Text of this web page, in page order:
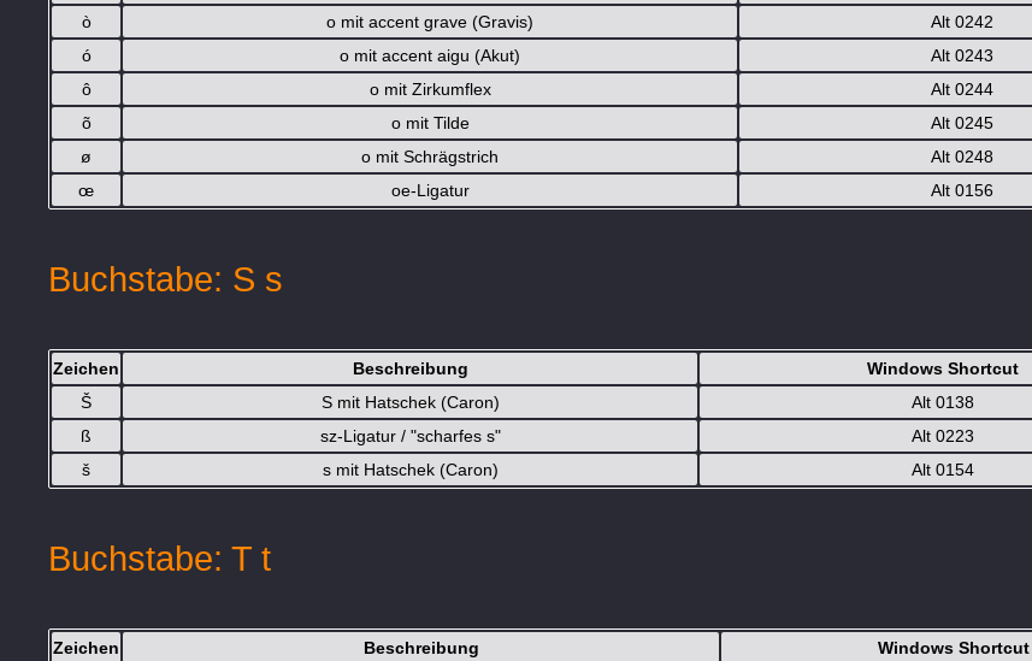
ò
o mit accent grave (Gravis)
Alt 0242
ó
o mit accent aigu (Akut)
Alt 0243
ô
o mit Zirkumflex
Alt 0244
õ
o mit Tilde
Alt 0245
ø
o mit Schrägstrich
Alt 0248
œ
oe-Ligatur Alt 0156
Buchstabe: S s
Zeichen Beschreibung
Windows Shortcut
Š
S mit Hatschek (Caron)
Alt 0138
ß
sz-Ligatur / "scharfes s"
Alt 0223
š
s mit Hatschek (Caron) Alt 0154
Buchstabe: T t
Zeichen Beschreibung
Windows Shortcut